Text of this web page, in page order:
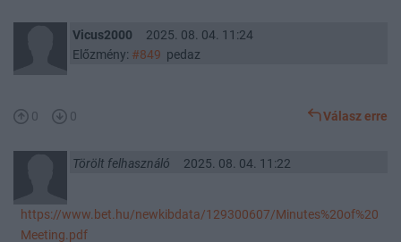
Vicus2000
2025. 08. 04. 11:24
Előzmény: #849 pedaz
0 0 Válasz erre
Törölt felhasználó 2025. 08. 04. 11:22
https://www.bet.hu/newkibdata/129300607/Minutes%20of%20
Meeting.pdf